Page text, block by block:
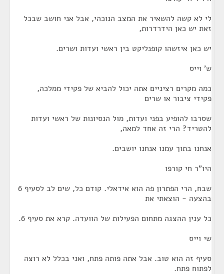
לי לא קשה להשאיר את המצב הנוכהי, אבל אני חושב שבכל
זאת יש כאן הידרדרות,
יש כאן איזשהו קופנליקט בין ראשי ועדות ושרים.
ש' וייס
כמה מקרים רציניים אתה יכול להביא של פקידי ממלכה,
פקידי ציבור או שרים
שסרבו להופיע בפני ועדות, מול הנסיונות של ראשי ועדות
להטריד? הרי זה אחד למאה,
אנחנו בתוך עמנו אנחנו יושבים.
היו"ר חי קורפו
שבח, הרי הפתרון פה הוא אידאלי. קודם כל, שים לב לסעיף 6
בהצעה - הוצאתי את
כל ענין ההצגה מתחום הפעילות של הוועדה. קרא את סעיף 6.
שי וייס
סעיף זה הוא טוב. אבל אתה פותה פתח, ואני בכלל לא רוצה
לפתוח פתח.